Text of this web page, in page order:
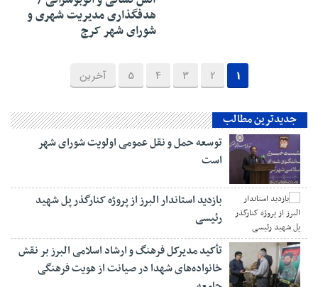
هدفگذاری مدیریت شهری و
شورای شهر کرج
1
2
3
4
5 آخرین
جدیدترین مطالب
توسعه حمل و نقل عمومی اولویت شورای شهر
است
بازدید استاندار البرز از پروژه کنارگذر پل شهید
رئیسی
تأکید مدیرکل فرهنگ و ارشاد اسلامی البرز بر نقش
خانواده‌های شهدا در صیانت از هویت فرهنگی